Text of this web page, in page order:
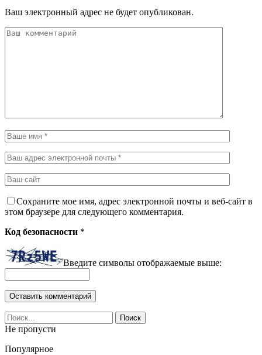
Ваш электронный адрес не будет опубликован.
Сохраните мое имя, адрес электронной почты и веб-сайт в
этом браузере для следующего комментария.
Код безопасности *
Введите символы отображаемые выше:
Не пропусти
Популярное